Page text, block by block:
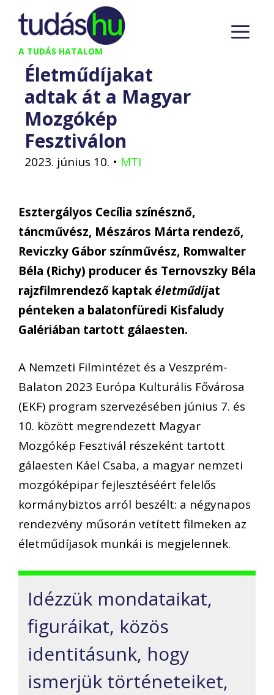
Kilépés
tartalomba
A TUDÁS HATALOM
Életműdíjakat
adtak át a Magyar
Mozgókép
Fesztiválon
2023. június 10. • MTI
Esztergályos Cecília színésznő,
táncművész, Mészáros Márta rendező,
Reviczky Gábor színművész, Romwalter
Béla (Richy) producer és Ternovszky Béla
rajzfilmrendező kaptakéletműdíjat
pénteken a balatonfüredi Kisfaludy
Galériában tartott gálaesten.
A Nemzeti Filmintézet és a Veszprém-
Balaton 2023 Európa Kulturális Fővárosa
(EKF) program szervezésében június 7. és
10. között megrendezett Magyar
Mozgókép Fesztivál részeként tartott
gálaesten Káel Csaba, a magyar nemzeti
mozgóképipar fejlesztéséért felelős
kormánybiztos arról beszélt: a négynapos
rendezvény műsorán vetített filmeken az
életműdíjasok munkái is megjelennek.
Idézzük mondataikat,
figuráikat, közös
identitásunk, hogy
ismerjük történeteiket,